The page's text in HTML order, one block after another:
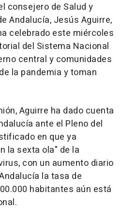
consejero de Salud y
Andalucía, Jesús Aguirre,
celebrado este miércoles
del Sistema Nacional
central y comunidades
la pandemia y toman
Aguirre ha dado cuenta
ante el Pleno del
en que ya
la sexta ola" de la
con un aumento diario
la tasa de
habitantes aún está